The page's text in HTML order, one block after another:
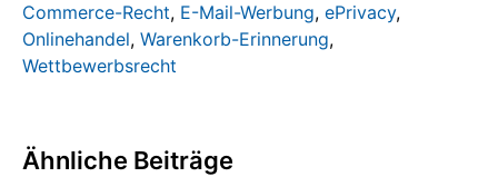
Commerce-Recht, E-Mail-Werbung, ePrivacy,
Onlinehandel, Warenkorb-Erinnerung,
Wettbewerbsrecht
Ähnliche Beiträge